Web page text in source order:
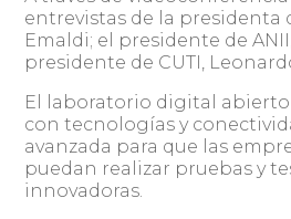
entrevistas de la presidenta
Emaldi; el presidente de
presidente de CUTI,
El laboratorio digital
con tecnologías y
avanzada para que las
puedan realizar pruebas y
innovadoras.